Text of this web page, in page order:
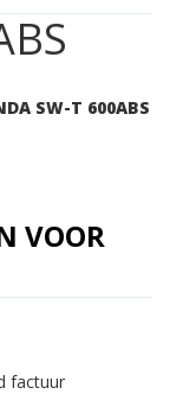
SW-T 600ABS
VOOR
factuur